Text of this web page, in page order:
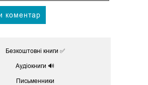
Безкоштовні книги ✅
Аудіокниги 🔊
Письменники